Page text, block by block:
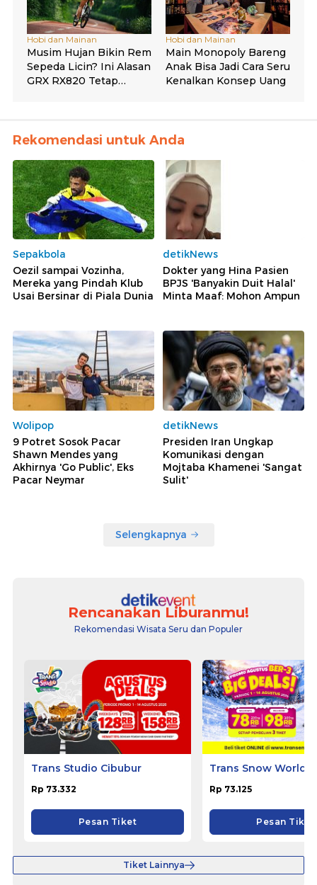
Rekomendasi untuk Anda
Sepakbola
Oezil sampai Vozinha,
Mereka yang Pindah Klub
Usai Bersinar di Piala Dunia
detikNews
Dokter yang Hina Pasien
BPJS 'Banyakin Duit Halal'
Minta Maaf: Mohon Ampun
Wolipop
9 Potret Sosok Pacar
Shawn Mendes yang
Akhirnya 'Go Public', Eks
Pacar Neymar
detikNews
Presiden Iran Ungkap
Komunikasi dengan
Mojtaba Khamenei 'Sangat
Sulit'
Selengkapnya
Rencanakan Liburanmu!
Rekomendasi Wisata Seru dan Populer
Trans Studio Cibubur
Rp 73.332
Pesan Tiket
Trans Snow World
Rp 73.125
Pesan Tiket
Tiket Lainnya